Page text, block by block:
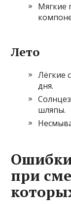
Мягкие
Лето
Лёгкие
дня.
шляпы.
Ошибки
при